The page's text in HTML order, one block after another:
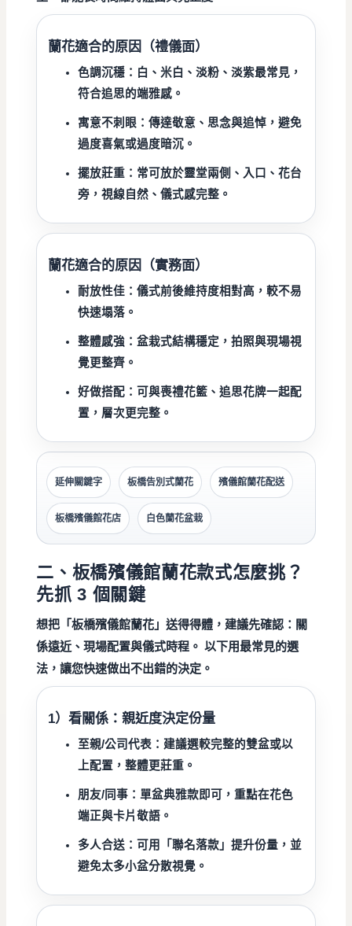
蘭花適合的原因（禮儀面）
色調沉穩： 白、米白、淡粉、淡紫最常見，
符合追思的端雅感。
寓意不刺眼：傳達敬意、思念與追悼，避免
過度喜氣或過度暗沉。
擺放莊重： 常可放於靈堂兩側、入口、花台
旁，視線自然、儀式感完整。
蘭花適合的原因（實務面）
耐放性佳：儀式前後維持度相對高，較不易
快速塌落。
整體感強：盆栽式結構穩定，拍照與現場視
覺更整齊。
好做搭配： 可與喪禮花籃、追思花牌一起配
置，層次更完整。
延伸關鍵字 板橋告別式蘭花 殯儀館蘭花配送
板橋殯儀館花店 白色蘭花盆栽
二、板橋殯儀館蘭花款式怎麼挑？
先抓 3 個關鍵
想把「板橋殯儀館蘭花 」送得得體，建議先確認： 關
係遠近 、現場配置與儀式時程 。 以下用最常見的選
法，讓您快速做出不出錯的決定。
1）看關係：親近度決定份量
至親/公司代表： 建議選較完整的雙盆或以
上配置，整體更莊重。
朋友/同事：單盆典雅款即可，重點在花色
端正與卡片敬語。
多人合送： 可用「聯名落款」提升份量，並
避免太多小盆分散視覺。